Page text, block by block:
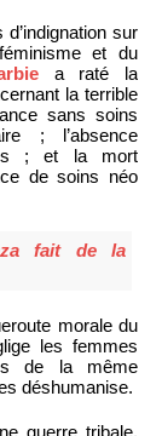
sur
et du
a raté la
la terrible
sans soins
; l’absence
; et la mort
de soins néo
fait de la
morale du
les femmes
de la même
déshumanise.
guerre tribale,